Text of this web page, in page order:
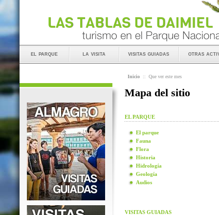
el parque la visita visitas guiadas otras
Inicio :: Que ver este mes
Mapa del sitio
EL PARQUE
El parque
Fauna
Flora
Historia
Hidrología
Geología
Audios
VISITAS GUIADAS